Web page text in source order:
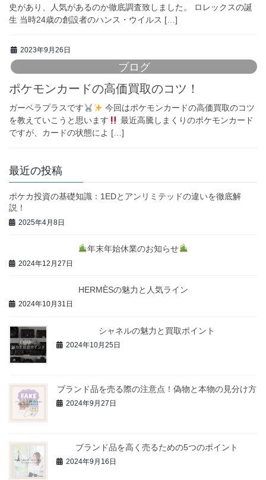
史があり、人気があるのか徹底調査致しました。 ロレックスの誕
生 当時24歳の創設者のハンス・ウイルス […]
2023年9月26日
ブログ
ポケモンカードの高価買取のコツ！
ガーベラプラスです
今回はポケモンカードの高価買取のコツ
を教えていこうと思います
最近高騰しまくりのポケモンカード
ですが、カードの状態によ […]
最近の投稿
ポケカ投資の基礎知識：1EDとアンリミテッドの違いを徹底解
説！
2025年4月8日
年末年始休業のお知らせ
2024年12月27日
HERMÈSの魅力と人気ライン
2024年10月31日
シャネルの魅力と買取ポイント
2024年10月25日
ブランド品を売る際の注意点！偽物と本物の見分け方
2024年9月27日
ブランド品を高く売るための5つのポイント
2024年9月16日